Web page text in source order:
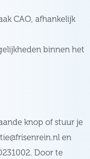
CAO, afhankelijk
binnen het
knop of stuur je
en
Door te